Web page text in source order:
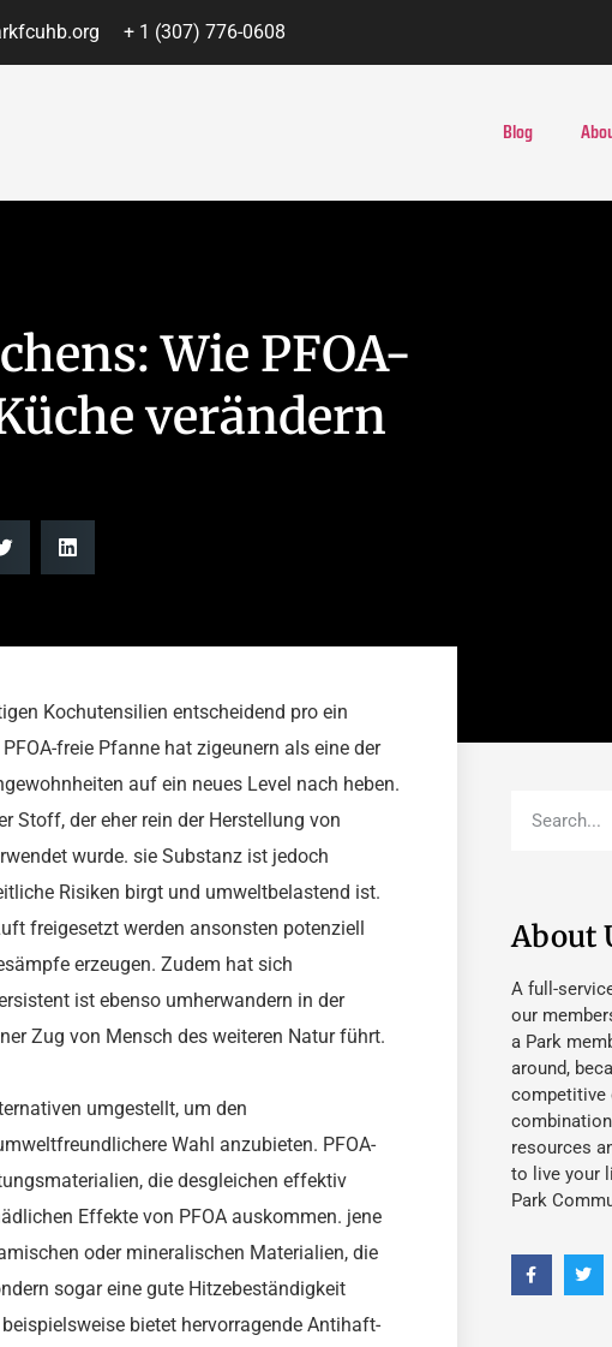
+ 1 (307) 776-0608
Blog
Wie PFOA-
verändern
Kochutensilien entscheidend pro ein
freie Pfanne hat zigeunern als eine der
auf ein neues Level nach heben.
Stoff, der eher rein der Herstellung von
wurde. sie Substanz ist jedoch
Risiken birgt und umweltbelastend ist.
freigesetzt werden ansonsten potenziell
erzeugen. Zudem hat sich
ist ebenso umherwandern in der
Zug von Mensch des weiteren Natur führt.
umgestellt, um den
Wahl anzubieten. PFOA-
die desgleichen effektiv
Effekte von PFOA auskommen. jene
oder mineralischen Materialien, die
sogar eine gute Hitzebeständigkeit
bietet hervorragende Antihaft-
About
A full-
our
a Park
around,
competitive
resources
to live your
Park